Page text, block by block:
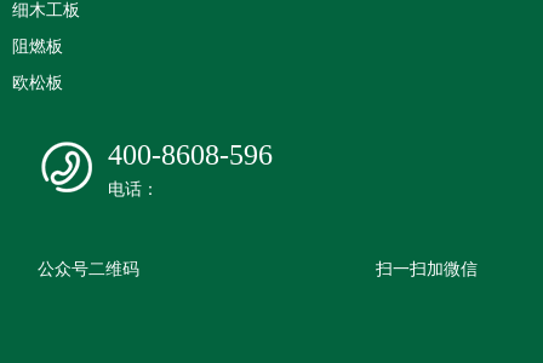
细木工板
阻燃板
欧松板
400-8608-596
电话：
公众号二维码 扫一扫加微信